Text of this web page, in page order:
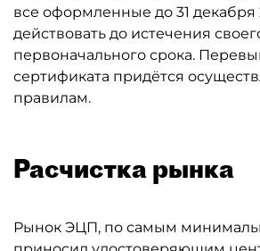
все оформленные до 31 декабря
действовать до истечения
первоначального срока.
сертификата придётся
правилам.
Расчистка рынка
Рынок ЭЦП, по самым